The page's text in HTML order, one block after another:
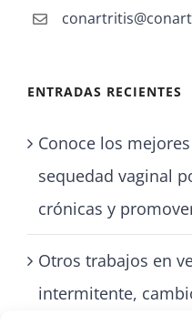
ENTRADAS RECIENTES
Conoce los
sequedad vaginal
crónicas y
Otros trabajos en
intermitente,